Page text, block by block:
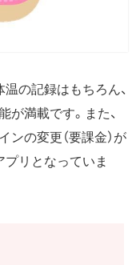
の記録はもちろん、
満載です。また、
の変更（要課金）が
プリとなっていま